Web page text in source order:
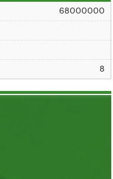
68000000
8